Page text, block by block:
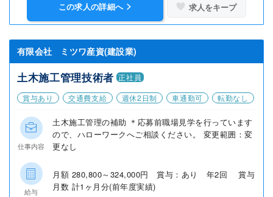
この求人の詳細へ 求人をキープ
有限会社 ミツワ産資(建設業)
土木施工管理技術者 正社員
賞与あり
交通費支給 週休2日制 車通勤可 転勤なし
仕事内容
土木施工管理の補助 ＊応募前職場見学を行っています
ので、ハローワークへご相談ください。 変更範囲：変
更なし
給与
月額 280,800～324,000円 賞与：あり 年2回 賞与
月数 計1ヶ月分(前年度実績)